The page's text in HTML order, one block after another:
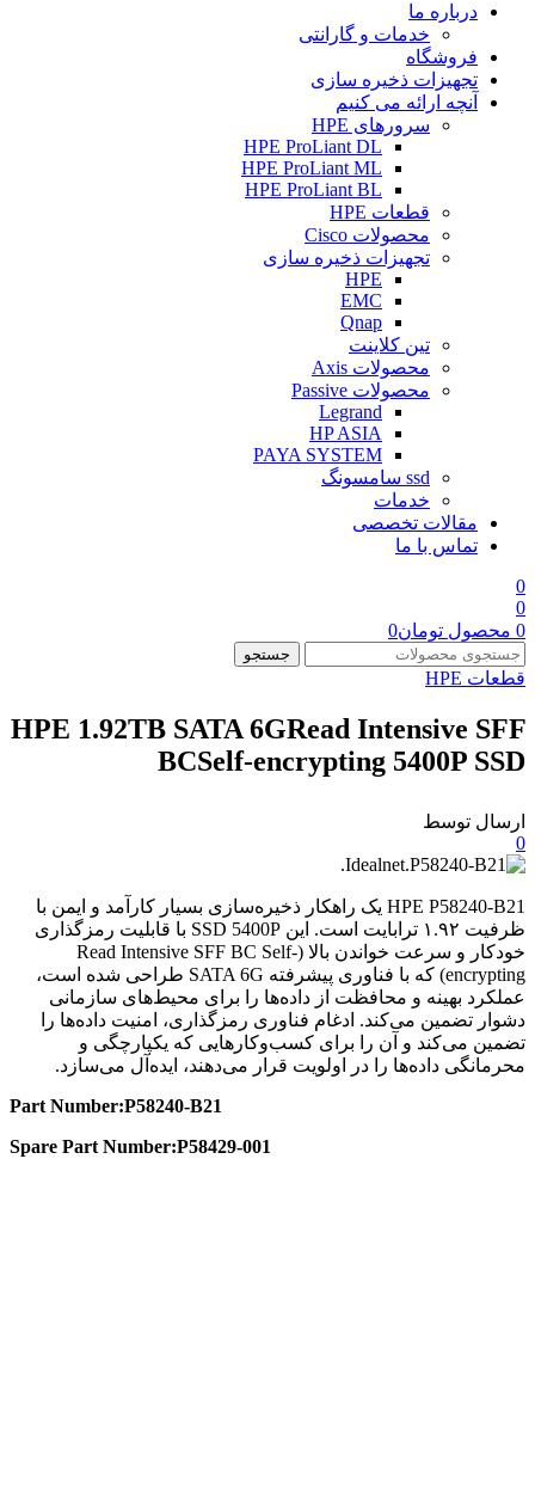
درباره ما
خدمات و گارانتی
فروشگاه
تجهیزات ذخیره سازی
آنچه ارائه می کنیم
سرورهای HPE
HPE ProLiant DL
HPE ProLiant ML
HPE ProLiant BL
قطعات HPE
محصولات Cisco
تجهیزات ذخیره سازی
HPE
EMC
Qnap
تین کلاینت
محصولات Axis
محصولات Passive
Legrand
HP ASIA
PAYA SYSTEM
ssd سامسونگ
خدمات
مقالات تخصصی
تماس با ما
0
0
0 محصول تومان0
جستجو
قطعات HPE
HPE 1.92TB SATA 6GRead Intensive SFF
BCSelf-encrypting 5400P SSD
ارسال توسط
0
HPE P58240-B21 یک راهکار ذخیره‌سازی بسیار کارآمد و ایمن با
ظرفیت ۱.۹۲ ترابایت است. این SSD 5400P با قابلیت رمزگذاری
خودکار و سرعت خواندن بالا (Read Intensive SFF BC Self-
encrypting) که با فناوری پیشرفته SATA 6G طراحی شده است،
عملکرد بهینه و محافظت از داده‌ها را برای محیط‌های سازمانی
دشوار تضمین می‌کند. ادغام فناوری رمزگذاری، امنیت داده‌ها را
تضمین می‌کند و آن را برای کسب‌وکارهایی که یکپارچگی و
محرمانگی داده‌ها را در اولویت قرار می‌دهند، ایده‌آل می‌سازد.
Part Number:P58240-B21
Spare Part Number:P58429-001